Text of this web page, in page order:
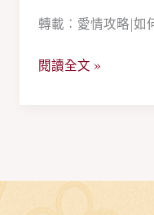
轉載︰愛情攻略|
何
“宇
指
閱讀全文 »